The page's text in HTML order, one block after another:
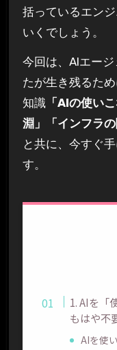
括っているエン
いくでしょう。
今回は、AIエー
たが生き残るため
知識「AIの使い
淵」「インフラの
と共に、今すぐ
す。
1. AIを「
もはや不
AIを使